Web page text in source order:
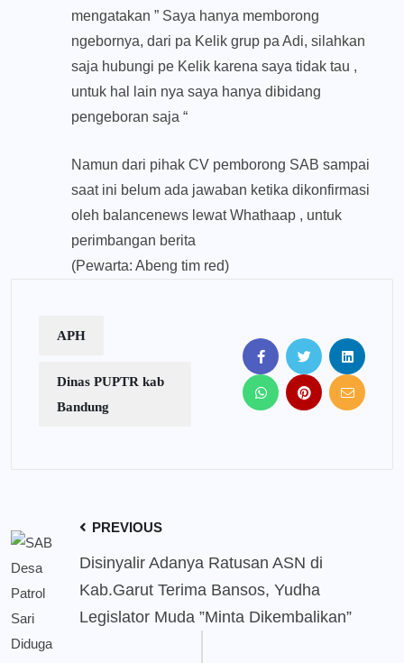
mengatakan ” Saya hanya memborong
ngebornya, dari pa Kelik grup pa Adi, silahkan
saja hubungi pe Kelik karena saya tidak tau ,
untuk hal lain nya saya hanya dibidang
pengeboran saja “
Namun dari pihak CV pemborong SAB sampai
saat ini belum ada jawaban ketika dikonfirmasi
oleh balancenews lewat Whathaap , untuk
perimbangan berita
(Pewarta: Abeng tim red)
APH
Dinas PUPTR kab
Bandung
PREVIOUS
Disinyalir Adanya Ratusan ASN di
Kab.Garut Terima Bansos, Yudha
Legislator Muda ”Minta Dikembalikan”